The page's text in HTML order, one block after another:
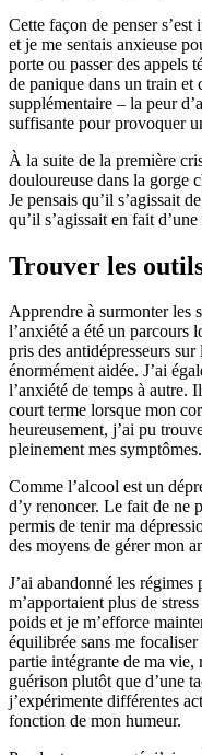
Cette façon de penser s’est
et je me sentais anxieuse
porte ou passer des appels
de panique dans un train et
supplémentaire – la peur
suffisante pour provoquer
À la suite de la première
douloureuse dans la gorge
Je pensais qu’il s’agissait
qu’il s’agissait en fait
Trouver les
Apprendre à surmonter les
l’anxiété a été un parcours
pris des antidépresseurs
énormément aidée. J’ai
l’anxiété de temps à autre.
court terme lorsque mon
heureusement, j’ai pu
pleinement mes symptômes.
Comme l’alcool est un
d’y renoncer. Le fait de ne
permis de tenir ma
des moyens de gérer mon
J’ai abandonné les
m’apportaient plus de
poids et je m’efforce
équilibrée sans me
partie intégrante de ma vie,
guérison plutôt que d’une
j’expérimente différentes
fonction de mon humeur.